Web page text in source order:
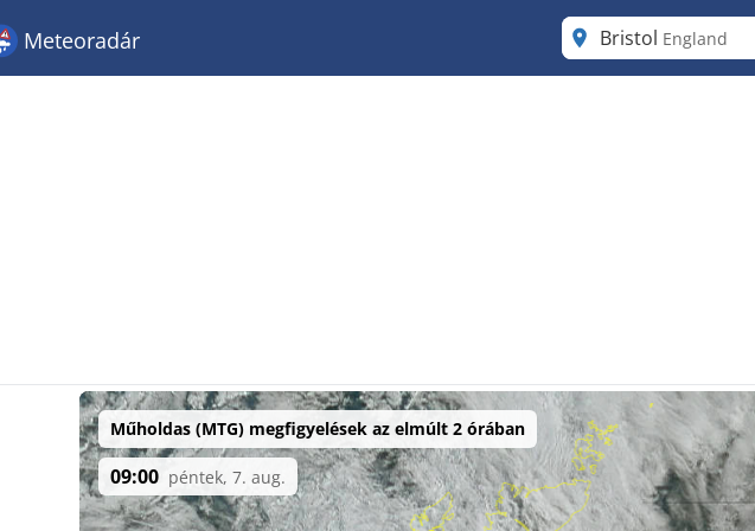
Meteoradár Bristol England
Műholdas (MTG) megfigyelések az elmúlt 2 órában
09:00 péntek, 7. aug.